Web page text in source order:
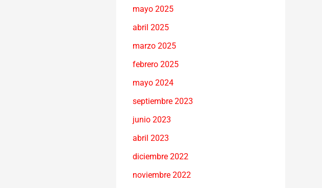
mayo 2025
abril 2025
marzo 2025
febrero 2025
mayo 2024
septiembre 2023
junio 2023
abril 2023
diciembre 2022
noviembre 2022